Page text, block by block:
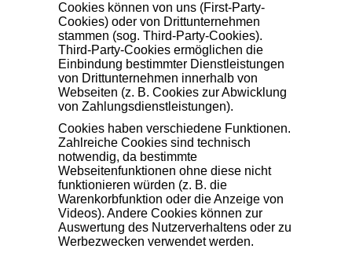
Cookies können von uns (First-Party-
Cookies) oder von Drittunternehmen
stammen (sog. Third-Party-Cookies).
Third-Party-Cookies ermöglichen die
Einbindung bestimmter Dienstleistungen
von Drittunternehmen innerhalb von
Webseiten (z. B. Cookies zur Abwicklung
von Zahlungsdienstleistungen).
Cookies haben verschiedene Funktionen.
Zahlreiche Cookies sind technisch
notwendig, da bestimmte
Webseitenfunktionen ohne diese nicht
funktionieren würden (z. B. die
Warenkorbfunktion oder die Anzeige von
Videos). Andere Cookies können zur
Auswertung des Nutzerverhaltens oder zu
Werbezwecken verwendet werden.